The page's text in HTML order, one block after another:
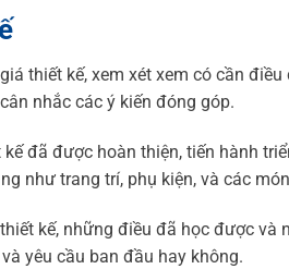
thiết kế, xem xét xem có cần
nhắc các ý kiến đóng góp.
đã được hoàn thiện, tiến hành
như trang trí, phụ kiện, và các
kế, những điều đã học được và
yêu cầu ban đầu hay không.